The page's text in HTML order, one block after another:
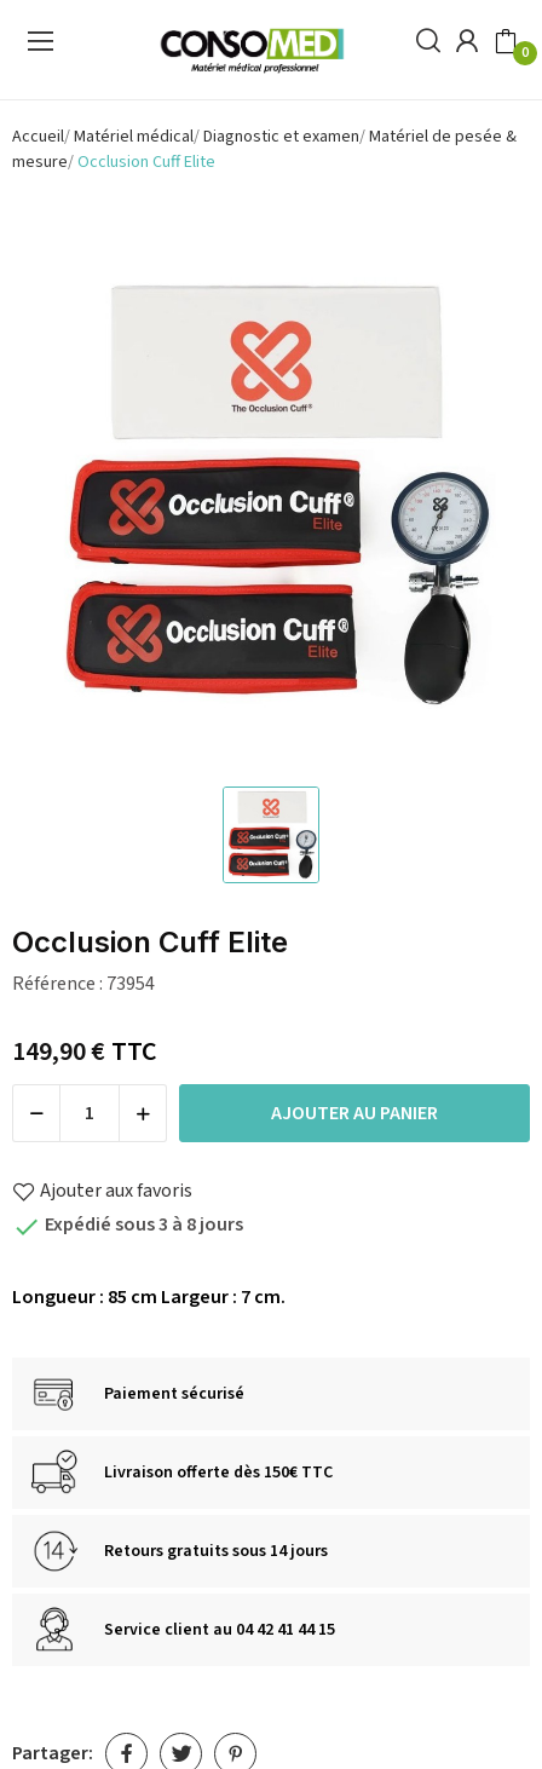
0
Accueil Matériel médical Diagnostic et examen Matériel de pesée &
mesure Occlusion Cuff Elite
Occlusion Cuff Elite
Référence : 73954
149,90 €TTC
AJOUTER AU PANIER
Ajouter aux favoris
 Expédié sous 3 à 8 jours
Longueur : 85 cm Largeur : 7 cm.
Paiement sécurisé
Livraison offerte dès 150€ TTC
Retours gratuits sous 14 jours
Service client au 04 42 41 44 15
Partager: